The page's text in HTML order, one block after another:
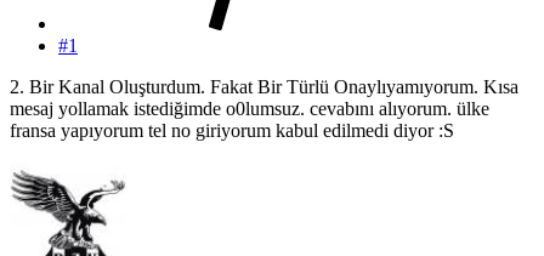
#1
2. Bir Kanal Oluşturdum. Fakat Bir Türlü Onaylıyamıyorum. Kısa
mesaj yollamak istediğimde o0lumsuz. cevabını alıyorum. ülke
fransa yapıyorum tel no giriyorum kabul edilmedi diyor :S